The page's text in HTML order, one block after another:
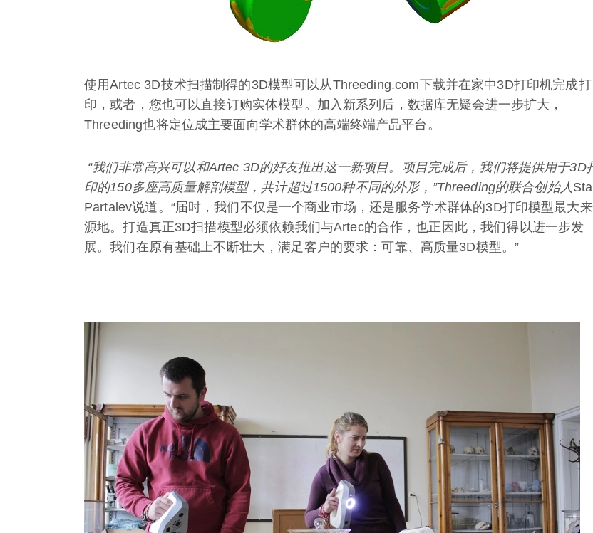
使用Artec 3D技术扫描制得的3D模型可以从Threeding.com下载并在家中3D打印机完成打
印，或者，您也可以直接订购实体模型。加入新系列后，数据库无疑会进一步扩大，
Threeding也将定位成主要面向学术群体的高端终端产品平台。
“我们非常高兴可以和Artec 3D的好友推出这一新项目。项目完成后，我们将提供用于3D
印的150多座高质量解剖模型，共计超过1500种不同的外形，”Threeding的联合创始人
Partalev说道。“届时，我们不仅是一个商业市场，还是服务学术群体的3D打印模型最大来
源地。打造真正3D扫描模型必须依赖我们与Artec的合作，也正因此，我们得以进一步发
展。我们在原有基础上不断壮大，满足客户的要求：可靠、高质量3D模型。”